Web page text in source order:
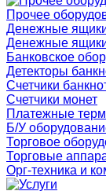
Прочее
Денежные
Денежные ящики
Банковское
Детекторы
Счетчики
Счетчики монет
Платежные
Б/У
Торговое
Торговые
Орг-техника и